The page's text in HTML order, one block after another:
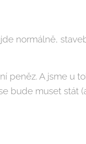
normálně,
peněz. A jsme u
bude muset stát